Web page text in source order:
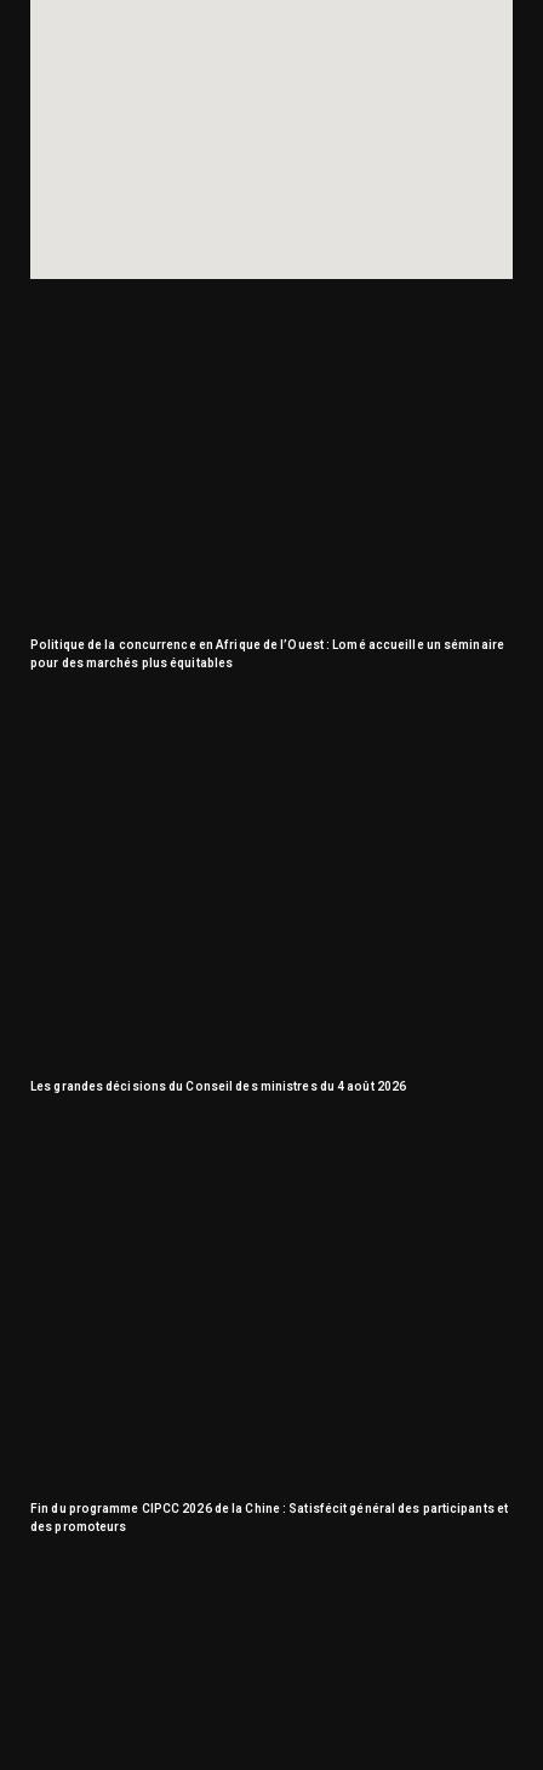
Politique de la concurrence en Afrique de l’Ouest : Lomé accueille un séminaire
pour des marchés plus équitables
Les grandes décisions du Conseil des ministres du 4 août 2026
Fin du programme CIPCC 2026 de la Chine : Satisfécit général des participants et
des promoteurs